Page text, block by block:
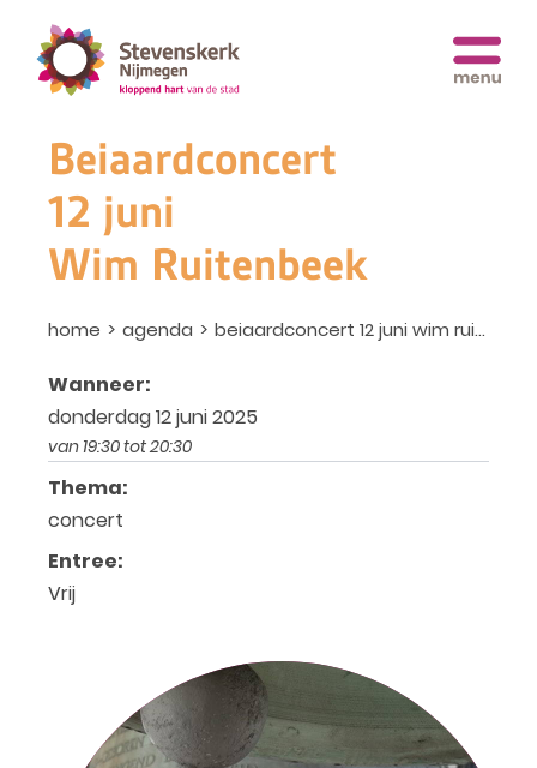
Beiaardconcert
12 juni
Wim Ruitenbeek
home agenda beiaardconcert 12 juni wim ruitenbeek
Wanneer:
donderdag 12 juni 2025
van 19:30 tot 20:30
Thema:
concert
Entree:
Vrij